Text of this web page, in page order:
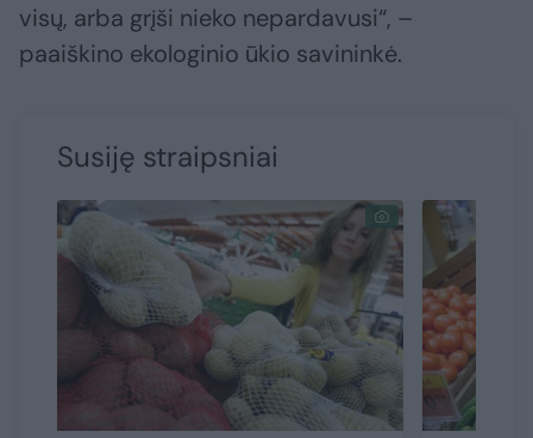
visų, arba grįši nieko nepardavusi“, –
paaiškino ekologinio ūkio savininkė.
Susiję straipsniai